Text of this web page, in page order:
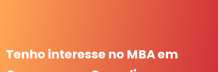
Tenho interesse no MBA em